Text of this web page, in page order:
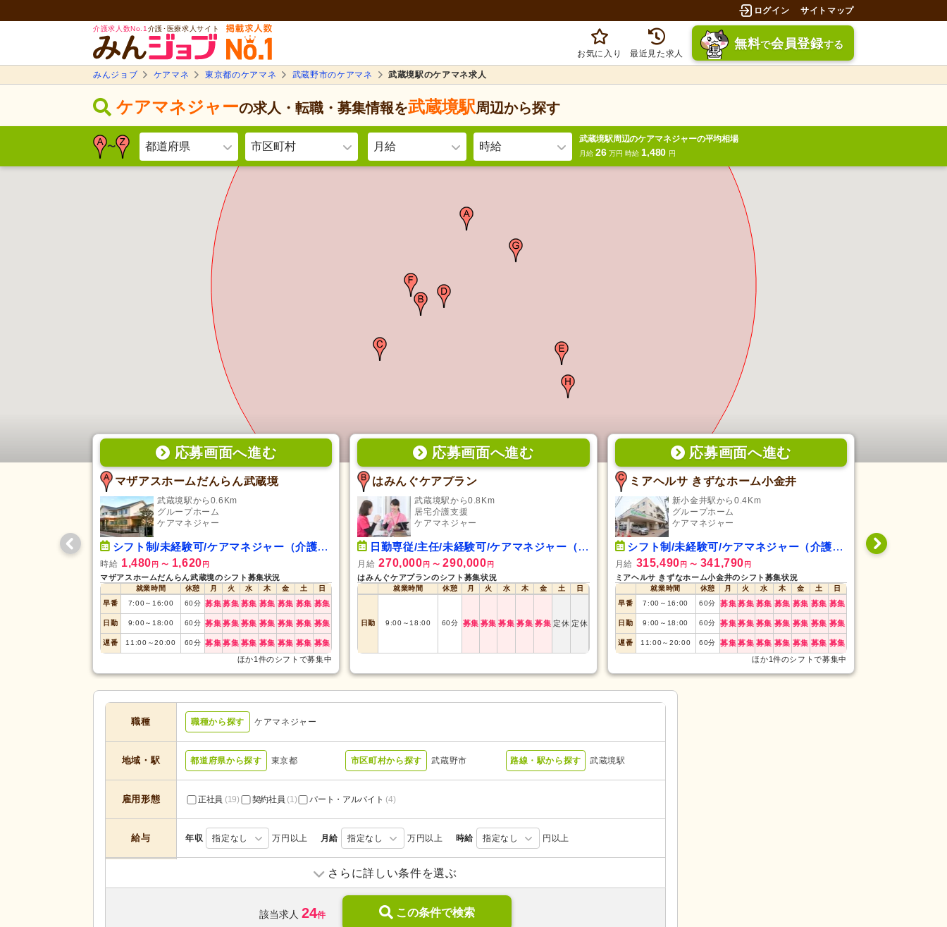
ログイン サイトマップ
介護求人数No.1 介護･医療求人サイト
お気に入り 最近見た求人
無料で会員登録する
みんジョブ ケアマネ 東京都のケアマネ 武蔵野市のケアマネ 武蔵境駅のケアマネ求人
ケアマネジャーの求人・転職・募集情報を武蔵境駅周辺から探す
〜 都道府県 市区町村 月給 時給
武蔵境駅周辺のケアマネジャーの平均相場
月給 26万円 時給 1,480 円
応募画面へ進む
マザアスホームだんらん武蔵境
武蔵境駅から0.6Km
グループホーム
ケアマネジャー
シフト制/未経験可/ケアマネジャー（介護支援専門員）
時給 1,480 円 〜 1,620 円
マザアスホームだんらん武蔵境のシフト募集状況
就業時間 休憩 月 火 水 木 金 土
日
早番
7:00～ 16:00 60分 募集募集 募集 募集 募集 募集 募集
日勤 9:00～ 18:00 60分 募集募集 募集 募集 募集 募集 募集
遅番 11:00 ～20:00 60分 募集募集 募集 募集 募集 募集 募集
ほか1件のシフトで募集中
応募画面へ進む
はみんぐケアプラン
武蔵境駅から0.8Km
居宅介護支援
ケアマネジャー
日勤専従/主任/未経験可/ケアマネジャー（介護支援専門員）
月給 270,000 円 〜 290,000 円
はみんぐケアプランのシフト募集状況
就業時間 休憩 月 火 水 木 金 土 日
日勤 9:00 ～ 18:00 60分 募集 募集 募集 募集 募集 定休 定休
応募画面へ進む
ミアヘルサ きずなホーム小金井
新小金井駅から0.4Km
グループホーム
ケアマネジャー
シフト制/未経験可/ケアマネジャー（介護支援専門員）
月給 315,490 円 〜 341,790 円
ミアヘルサ きずなホーム小金井のシフト募集状況
就業時間 休憩 月 火 水 木 金 土
日
早番
7:00 ～ 16:00 60分 募集募集 募集 募集 募集 募集 募集
日勤 9:00 ～ 18:00 60分 募集募集 募集 募集 募集 募集 募集
遅番 11:00～ 20:00 60分 募集募集 募集 募集 募集 募集 募集
ほか1件のシフトで募集中
日勤専従/未経
職種 職種から探す ケアマネジャー
地域・駅 都道府県から探す 東京都 市区町村から探す 武蔵野市 路線・駅から探す 武蔵境駅
雇用形態 正社員 (19) 契約社員 (1) パート・アルバイト (4)
給与 年収 指定なし 万円以上 月給 指定なし 万円以上 時給 指定なし 円以上
類
訪問介護 (2)
新規オープン(2)
さらに詳しい条件を選ぶ
該当求人 24件 この条件で検索